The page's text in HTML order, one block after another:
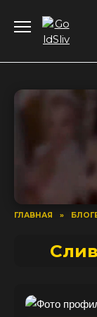
содержанию
ГЛАВНАЯ »